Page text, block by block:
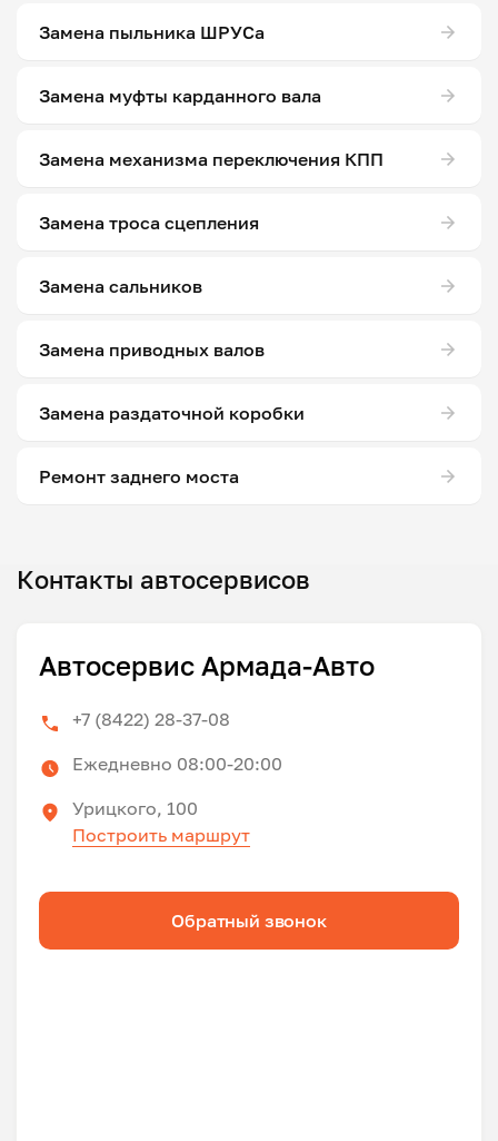
Замена пыльника ШРУСа
Замена муфты карданного вала
Замена механизма переключения КПП
Замена троса сцепления
Замена сальников
Замена приводных валов
Замена раздаточной коробки
Ремонт заднего моста
Контакты автосервисов
Автосервис Армада-Авто
+7 (8422) 28-37-08
Ежедневно 08:00-20:00
Урицкого, 100
Построить маршрут
Обратный звонок